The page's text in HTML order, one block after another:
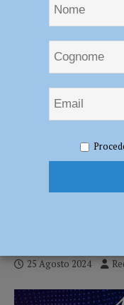
salvato dal bagnino:
Malore in
25 Agosto 2024